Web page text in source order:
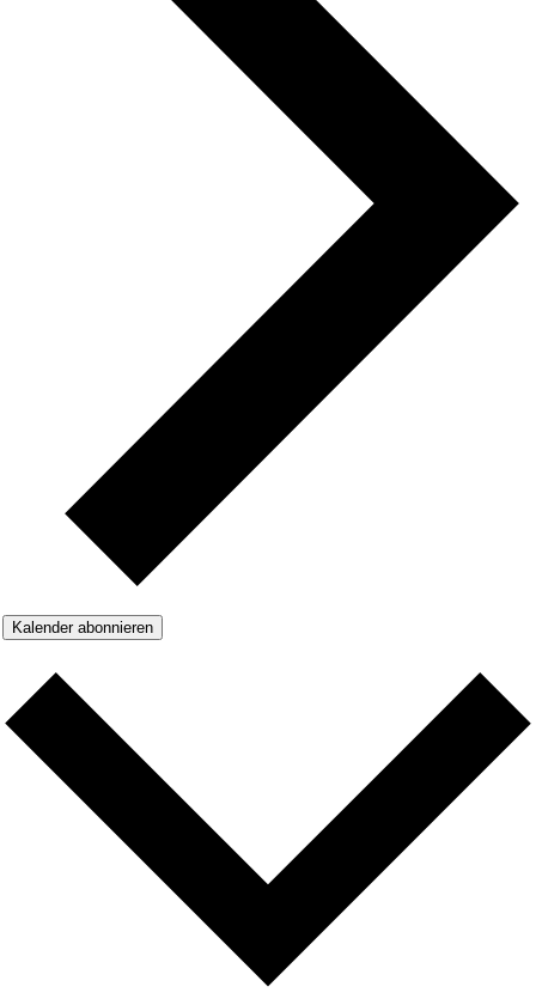
Kalender abonnieren